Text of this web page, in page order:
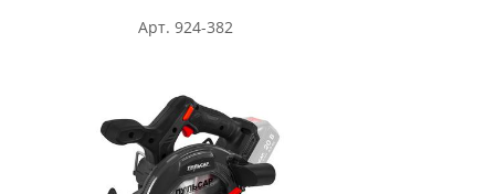
Арт. 924-382